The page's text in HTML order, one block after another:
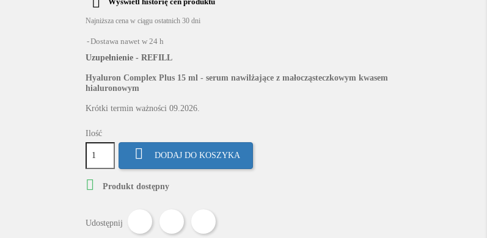
Najniższa cena w ciągu ostatnich 30 dni
Dostawa nawet w 24 h
Uzupełnienie - REFILL
Hyaluron Complex Plus 15 ml - serum nawilżające z małocząsteczkowym kwasem
hialuronowym
Krótki termin ważności 09.2026.
Ilość
 DODAJ DO KOSZYKA
 Produkt dostępny
Udostępnij
Udostępnij Tweetuj